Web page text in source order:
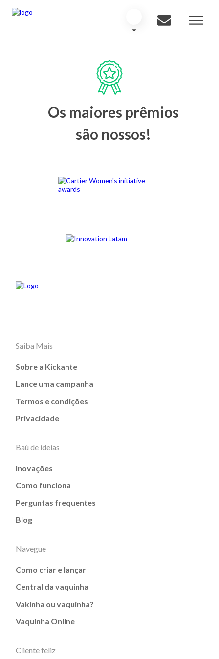
Os maiores prêmios
são nossos!
Saiba Mais
Sobre a Kickante
Lance uma campanha
Termos e condições
Privacidade
Baú de ideias
Inovações
Como funciona
Perguntas frequentes
Blog
Navegue
Como criar e lançar
Central da vaquinha
Vakinha ou vaquinha?
Vaquinha Online
Cliente feliz